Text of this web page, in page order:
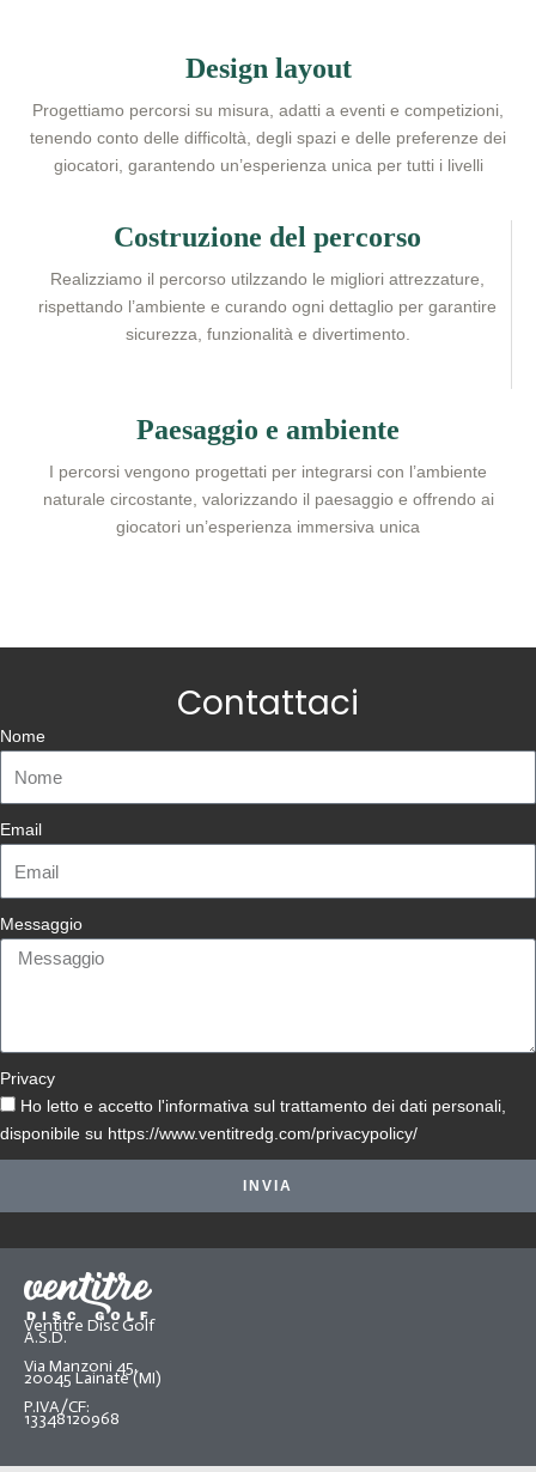
Design layout
Progettiamo percorsi su misura, adatti a eventi e competizioni,
tenendo conto delle difficoltà, degli spazi e delle preferenze dei
giocatori, garantendo un’esperienza unica per tutti i livelli
Costruzione del percorso
Realizziamo il percorso utilzzando le migliori attrezzature,
rispettando l’ambiente e curando ogni dettaglio per garantire
sicurezza, funzionalità e divertimento.
Paesaggio e ambiente
I percorsi vengono progettati per integrarsi con l’ambiente
naturale circostante, valorizzando il paesaggio e offrendo ai
giocatori un’esperienza immersiva unica
Contattaci
Nome
Email
Messaggio
Privacy
Ho letto e accetto l'informativa sul trattamento dei dati personali,
disponibile su https://www.ventitredg.com/privacypolicy/
INVIA
Ventitre Disc Golf
A.S.D.
Via Manzoni 45,
20045 Lainate (MI)
P.IVA/CF:
13348120968